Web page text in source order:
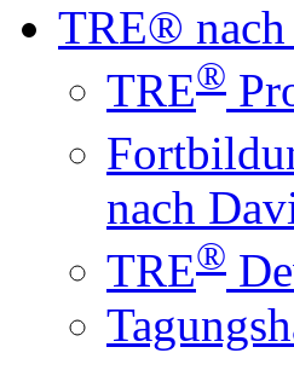
TRE®
TRE®
nach
TRE®